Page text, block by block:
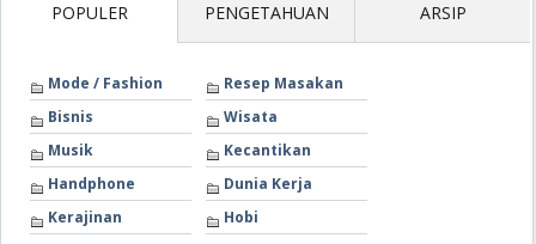
POPULER PENGETAHUAN ARSIP
Mode / Fashion
Resep Masakan
Bisnis
Wisata
Musik
Kecantikan
Handphone
Dunia Kerja
Kerajinan
Hobi